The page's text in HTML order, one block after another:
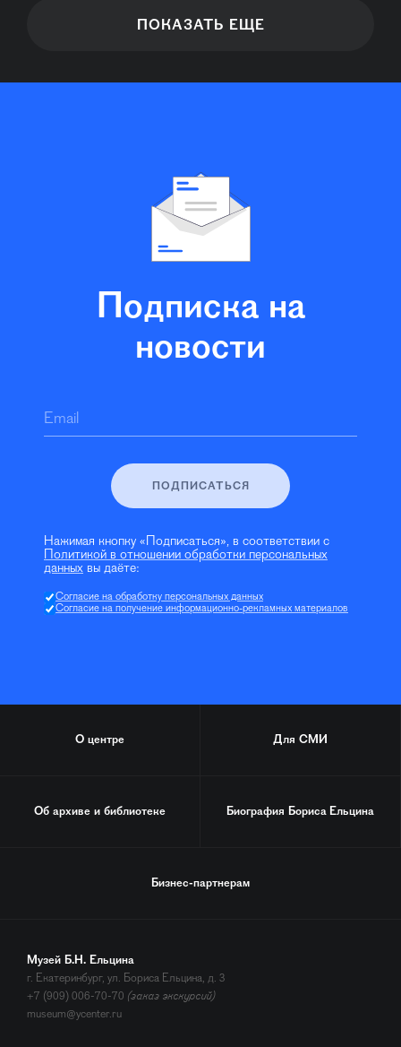
ПОКАЗАТЬ ЕЩЕ
Подписка на
новости
Email
ПОДПИСАТЬСЯ
Нажимая кнопку «Подписаться», в соответствии с
Политикой в отношении обработки персональных
данных вы даёте:
Согласие на обработку персональных данных
Согласие на получение информационно-рекламных материалов
О центре Для СМИ
Об архиве и библиотеке Биография Бориса Ельцина
Бизнес-партнерам
Музей Б.Н. Ельцина
г. Екатеринбург, ул. Бориса Ельцина, д. 3
+7 (909) 006-70-70 (заказ экскурсий)
museum@ycenter.ru